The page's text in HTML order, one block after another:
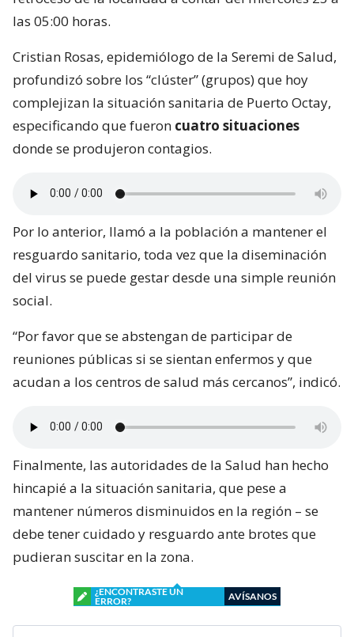
las 05:00 horas.
Cristian Rosas, epidemiólogo de la Seremi de Salud,
profundizó sobre los “clúster” (grupos) que hoy
complejizan la situación sanitaria de Puerto Octay,
especificando que fueron cuatro situaciones
donde se produjeron contagios.
Por lo anterior, llamó a la población a mantener el
resguardo sanitario, toda vez que la diseminación
del virus se puede gestar desde una simple reunión
social.
“Por favor que se abstengan de participar de
reuniones públicas si se sientan enfermos y que
acudan a los centros de salud más cercanos”, indicó.
Finalmente, las autoridades de la Salud han hecho
hincapié a la situación sanitaria, que pese a
mantener números disminuidos en la región – se
debe tener cuidado y resguardo ante brotes que
pudieran suscitar en la zona.
¿ENCONTRASTE UN
ERROR?
AVÍSANOS